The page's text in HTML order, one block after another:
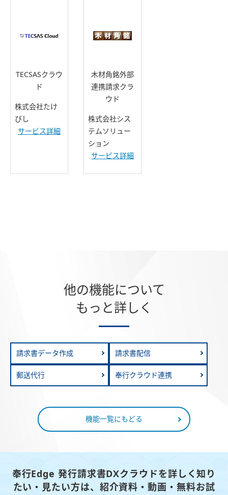
TECSASクラウ
ド
株式会社たけ
びし
サービス詳細
木材角銘外部
連携請求クラ
ウド
株式会社シス
テムソリュー
ション
サービス詳細
他の機能について
もっと詳しく
請求書データ作成 請求書配信
郵送代行 奉行クラウド連携
機能一覧にもどる
奉行Edge 発行請求書DXクラウドを詳しく知り
たい・見たい方は、 紹介資料・動画・無料お試